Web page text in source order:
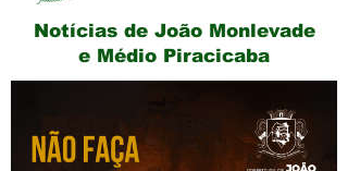
Notícias de João Monlevade
e Médio Piracicaba